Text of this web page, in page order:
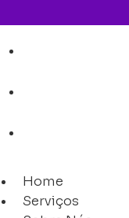
Home
Serviços